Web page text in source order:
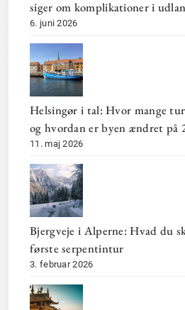
siger om komplikationer i
6. juni 2026
Helsingør i tal: Hvor mange
og hvordan er byen ændret på
11. maj 2026
Bjergveje i Alperne: Hvad du
første serpentintur
3. februar 2026